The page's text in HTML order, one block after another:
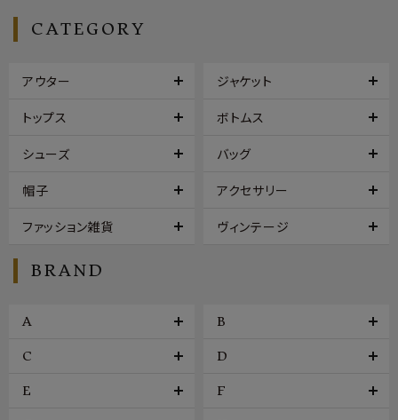
CATEGORY
アウター ジャケット
トップス ボトムス
シューズ バッグ
帽子 アクセサリー
ファッション雑貨 ヴィンテージ
BRAND
A B
C D
E F